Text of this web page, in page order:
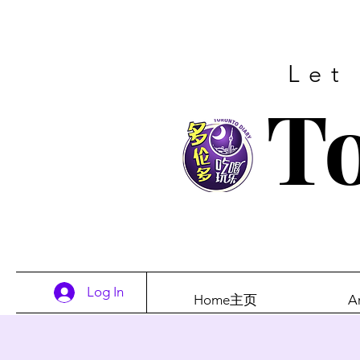
Let
Log In Home主页